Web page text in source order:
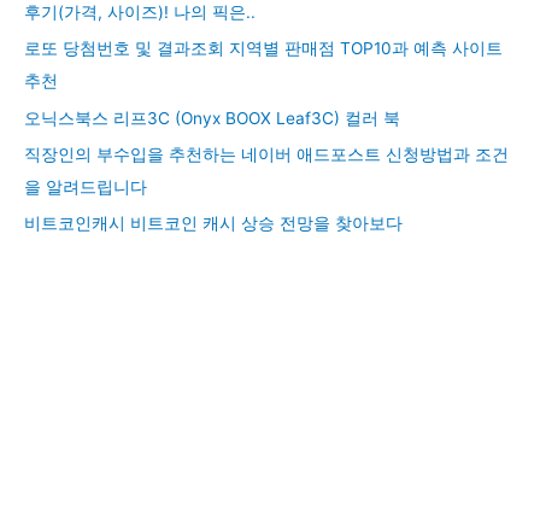
후기(가격, 사이즈)! 나의 픽은..
로또 당첨번호 및 결과조회 지역별 판매점 TOP10과 예측 사이트
추천
오닉스북스 리프3C (Onyx BOOX Leaf3C) 컬러 북
직장인의 부수입을 추천하는 네이버 애드포스트 신청방법과 조건
을 알려드립니다
비트코인캐시 비트코인 캐시 상승 전망을 찾아보다